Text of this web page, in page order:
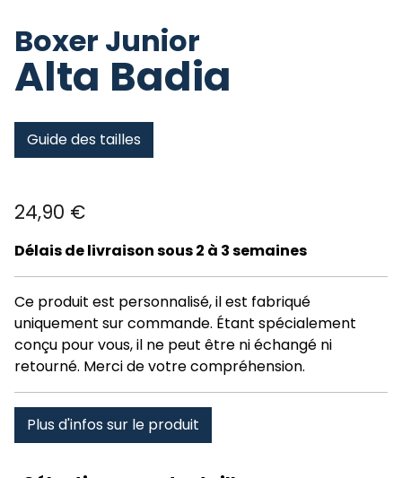
Boxer Junior
Alta Badia
Guide des tailles
24,90 €
Délais de livraison sous 2 à 3 semaines
Ce produit est personnalisé, il est fabriqué
uniquement sur commande. Étant spécialement
conçu pour vous, il ne peut être ni échangé ni
retourné. Merci de votre compréhension.
Plus d'infos sur le produit